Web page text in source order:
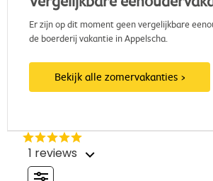
Er zijn op dit moment geen vergelijkbare
de boerderij vakantie in Appelscha.
Bekijk alle zomervakanties
1 reviews